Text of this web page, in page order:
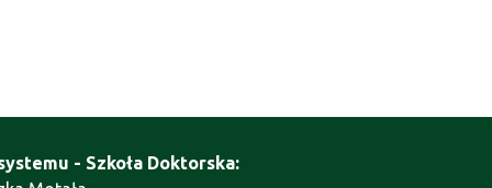
- Szkoła Doktorska: